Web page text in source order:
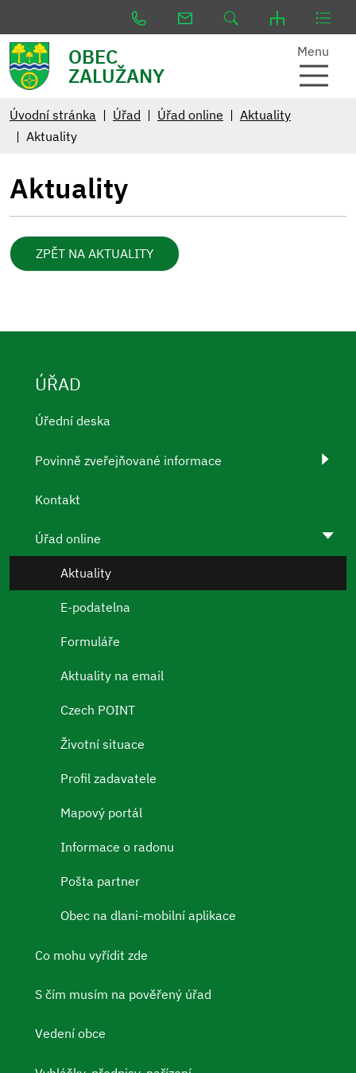
OBEC
ZALUŽANY
Menu
Úvodní stránka Úřad Úřad online
Aktuality
Aktuality
Aktuality
ZPĚT NA AKTUALITY
ÚŘAD
Úřední deska
Povinně zveřejňované informace
Kontakt
Úřad online
Aktuality
E-podatelna
Formuláře
Aktuality na email
Czech POINT
Životní situace
Profil zadavatele
Mapový portál
Informace o radonu
Pošta partner
Obec na dlani-mobilní aplikace
Co mohu vyřídit zde
S čím musím na pověřený úřad
Vedení obce